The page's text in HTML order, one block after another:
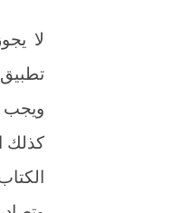
لا
ويجب
كذلك